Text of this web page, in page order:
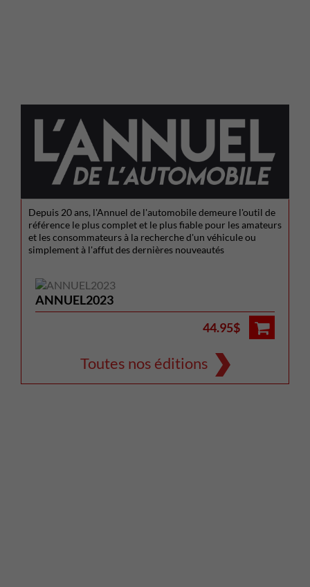
Depuis 20 ans, l'Annuel de l'automobile demeure l'outil de
référence le plus complet et le plus fiable pour les amateurs
et les consommateurs à la recherche d'un véhicule ou
simplement à l'affut des dernières nouveautés
ANNUEL2023
44.95$
Toutes nos éditions